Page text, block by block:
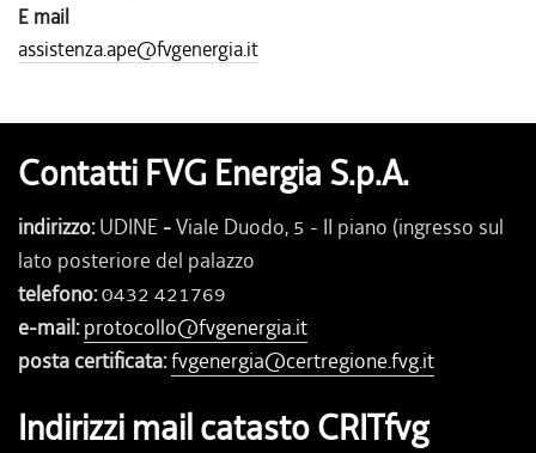
E mail
assistenza.ape@fvgenergia.it
Contatti FVG Energia S.p.A.
indirizzo:UDINE -Viale Duodo, 5 - II piano (ingresso sul
lato posteriore del palazzo
telefono:0432 421769
e-mail:protocollo@fvgenergia.it
posta certificata:fvgenergia@certregione.fvg.it
Indirizzi mail catasto CRITfvg